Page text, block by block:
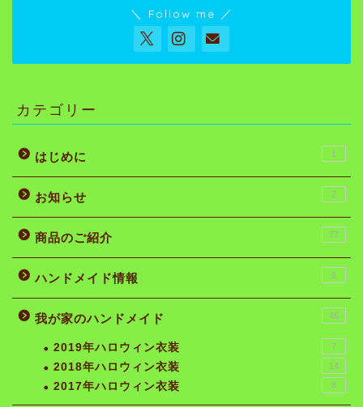
＼ Follow me ／
カテゴリー
はじめに 1
お知らせ 2
商品のご紹介 77
ハンドメイド情報 6
我が家のハンドメイド 46
2019年ハロウィン衣装 7
2018年ハロウィン衣装 14
2017年ハロウィン衣装 8